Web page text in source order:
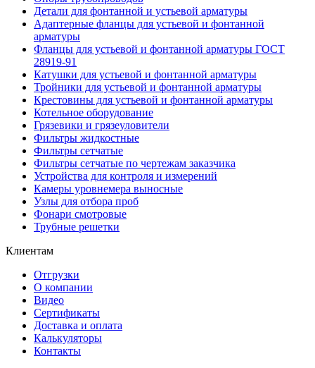
Детали для фонтанной и устьевой арматуры
Адаптерные фланцы для устьевой и фонтанной
арматуры
Фланцы для устьевой и фонтанной арматуры ГОСТ
28919-91
Катушки для устьевой и фонтанной арматуры
Тройники для устьевой и фонтанной арматуры
Крестовины для устьевой и фонтанной арматуры
Котельное оборудование
Грязевики и грязеуловители
Фильтры жидкостные
Фильтры сетчатые
Фильтры сетчатые по чертежам заказчика
Устройства для контроля и измерений
Камеры уровнемера выносные
Узлы для отбора проб
Фонари смотровые
Трубные решетки
Клиентам
Отгрузки
О компании
Видео
Сертификаты
Доставка и оплата
Калькуляторы
Контакты